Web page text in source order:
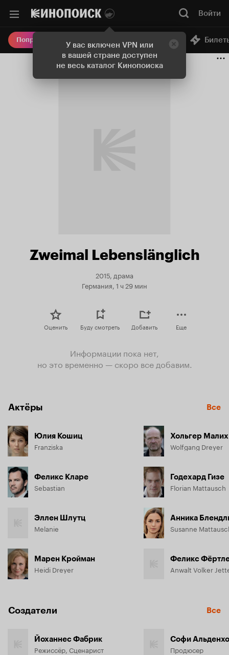
У вас включен VPN или
в вашей стране доступен
не весь каталог Кинопоиска
Войти
Попробовать Плюс Онлайн-кинотеатр
Zweimal Lebenslänglich
2015, драма
Германия, 1 ч 29 мин
Оценить Буду смотреть Добавить Еще
Информации пока нет,
но это временно — скоро все добавим.
Актёры Все
Юлия Кошиц
Franziska
Феликс Кларе
Sebastian
Эллен Шлутц
Melanie
Марен Кройман
Heidi Dreyer
Хольгер Малих
Wolfgang Dreyer
Годехард Гизе
Florian Mattausch
Анника
Susanne
Феликс
Anwalt Volker
Создатели Все
Йоханнес Фабрик
Режиссёр, Сценарист
Софи
Продюсер